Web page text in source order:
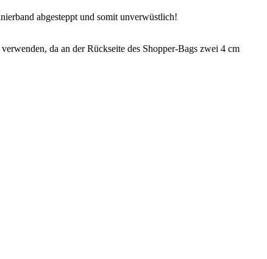
abgesteppt und somit unverwüstlich!
da an der Rückseite des Shopper-Bags zwei 4 cm